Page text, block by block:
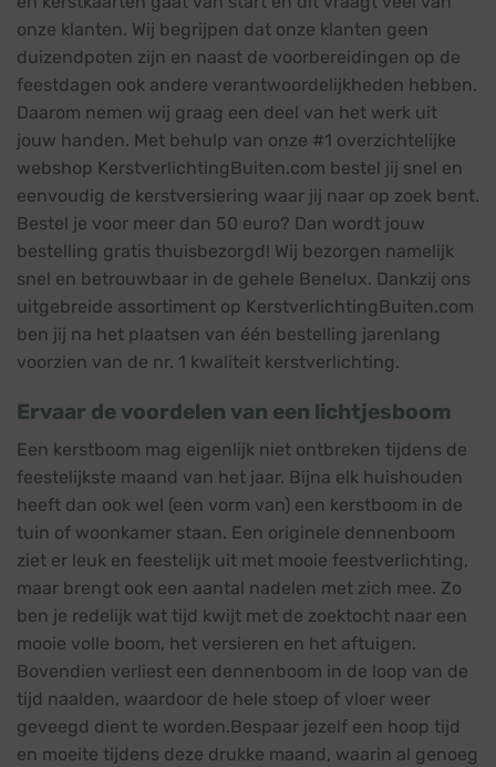
onze klanten. Wij begrijpen dat onze klanten geen
duizendpoten zijn en naast de voorbereidingen op de
feestdagen ook andere verantwoordelijkheden hebben.
Daarom nemen wij graag een deel van het werk uit
jouw handen. Met behulp van onze #1 overzichtelijke
webshop KerstverlichtingBuiten.com bestel jij snel en
eenvoudig de kerstversiering waar jij naar op zoek bent.
Bestel je voor meer dan 50 euro? Dan wordt jouw
bestelling gratis thuisbezorgd! Wij bezorgen namelijk
snel en betrouwbaar in de gehele Benelux. Dankzij ons
uitgebreide assortiment op KerstverlichtingBuiten.com
ben jij na het plaatsen van één bestelling jarenlang
voorzien van de nr. 1 kwaliteit kerstverlichting.
Ervaar de voordelen van een lichtjesboom
Een kerstboom mag eigenlijk niet ontbreken tijdens de
feestelijkste maand van het jaar. Bijna elk huishouden
heeft dan ook wel (een vorm van) een kerstboom in de
tuin of woonkamer staan. Een originele dennenboom
ziet er leuk en feestelijk uit met mooie feestverlichting,
maar brengt ook een aantal nadelen met zich mee. Zo
ben je redelijk wat tijd kwijt met de zoektocht naar een
mooie volle boom, het versieren en het aftuigen.
Bovendien verliest een dennenboom in de loop van de
tijd naalden, waardoor de hele stoep of vloer weer
geveegd dient te worden.Bespaar jezelf een hoop tijd
en moeite tijdens deze drukke maand, waarin al genoeg